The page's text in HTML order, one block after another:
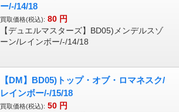
ー/-/14/18
買取価格(税込): 80 円
【デュエルマスターズ】BD05)メンデルスゾ
ーン/レインボー/-/14/18
【DM】BD05)トップ・オブ・ロマネスク/
レインボー/-/15/18
買取価格(税込): 50 円